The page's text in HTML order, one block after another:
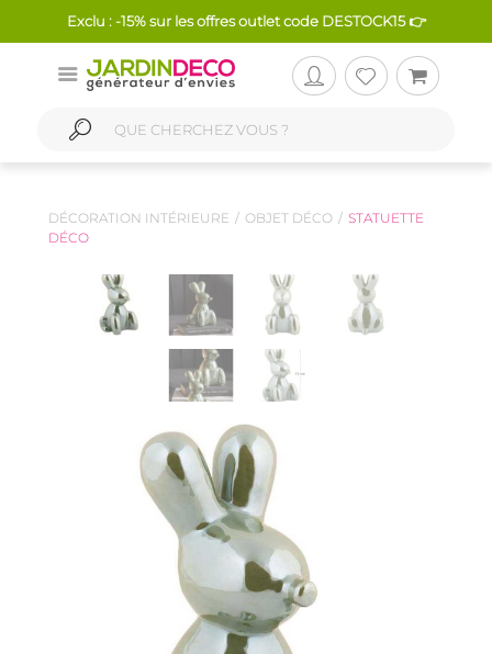
Exclu : -15% sur les offres outlet code DESTOCK15 👉
DÉCORATION INTÉRIEURE OBJET DÉCO
STATUETTE
DÉCO